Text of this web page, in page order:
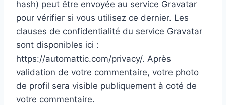
hash) peut être envoyée au service Gravatar
pour vérifier si vous utilisez ce dernier. Les
clauses de confidentialité du service Gravatar
sont disponibles ici :
https://automattic.com/privacy/. Après
validation de votre commentaire, votre photo
de profil sera visible publiquement à coté de
votre commentaire.